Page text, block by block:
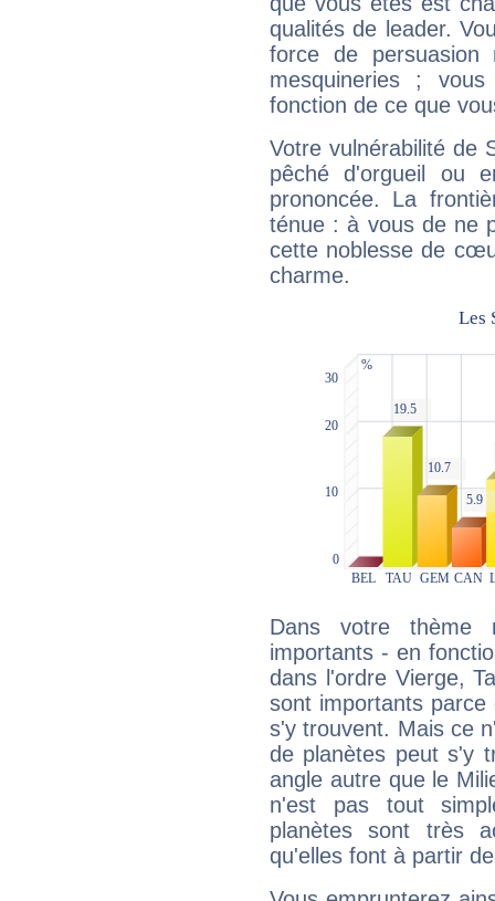
qualités de leader.
force de
mesquineries ;
fonction de ce que
Votre vulnérabilité de
pêché d'orgueil ou
prononcée. La
ténue : à vous de ne
cette noblesse de
charme.
Dans votre thème
importants - en
dans l'ordre Vierge,
sont importants parce
s'y trouvent. Mais ce
de planètes peut s'y
angle autre que le
n'est pas tout
planètes sont très
qu'elles font à partir